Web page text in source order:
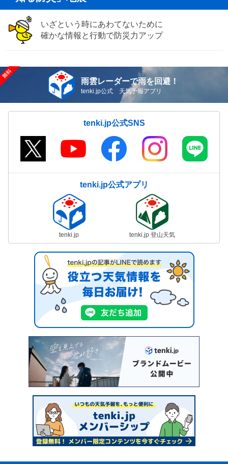
いざという時にあわてないために
確かな情報と行動で防災力アップ
雨雲レーダーで雨を回避！
tenki.jp公式 天気予報アプリ
tenki.jp公式SNS
tenki.jp公式アプリ
tenki.jp tenki.jp 登山天気